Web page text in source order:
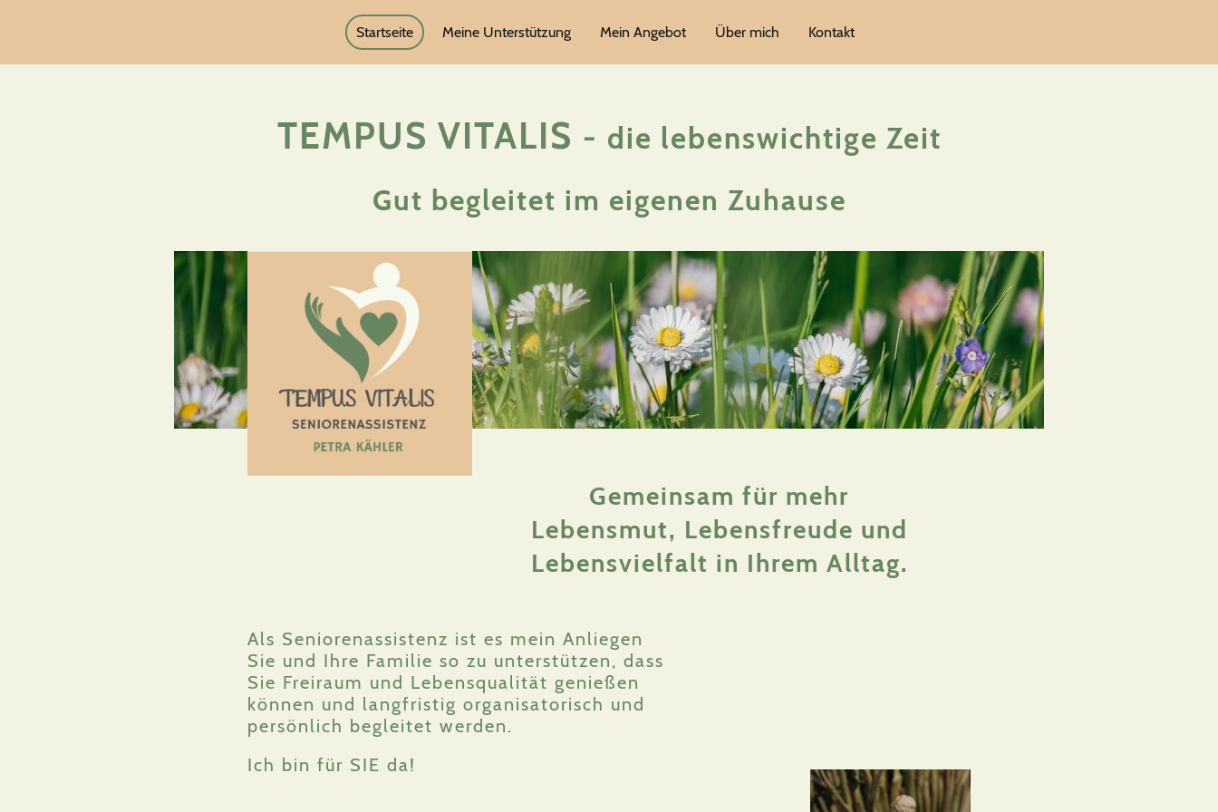
Startseite Meine Unterstützung Mein Angebot Über mich Kontakt
TEMPUS VITALIS - die lebenswichtige Zeit
Gemeinsam für mehr
Lebensmut, Lebensfreude und
Lebensvielfalt in Ihrem Alltag.
Gut begleitet im eigenen Zuhause
Als Seniorenassistenz ist es mein Anliegen
Sie und Ihre Familie so zu unterstützen, dass
Sie Freiraum und Lebensqualität genießen
können und langfristig organisatorisch und
persönlich begleitet werden.
Ich bin für SIE da!